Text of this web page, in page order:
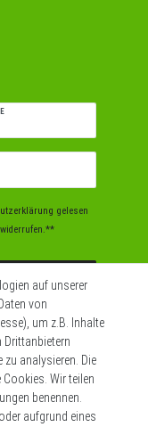
gelesen
um ein Pflichtfeld.
auf unserer
von
um z.B. Inhalte
Drittanbietern
zu analysieren. Die
Wir teilen
benennen.
aufgrund eines